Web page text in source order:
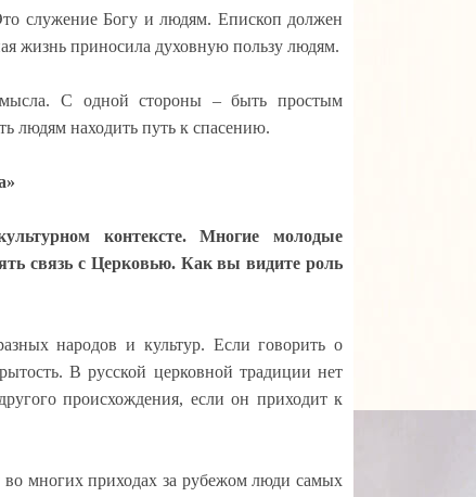
служение Богу и людям. Епископ должен
жизнь приносила духовную пользу людям.
С одной стороны – быть простым
людям находить путь к спасению.
контексте. Многие молодые
связь с Церковью. Как вы видите роль
народов и культур. Если говорить о
В русской церковной традиции нет
происхождения, если он приходит к
многих приходах за рубежом люди самых